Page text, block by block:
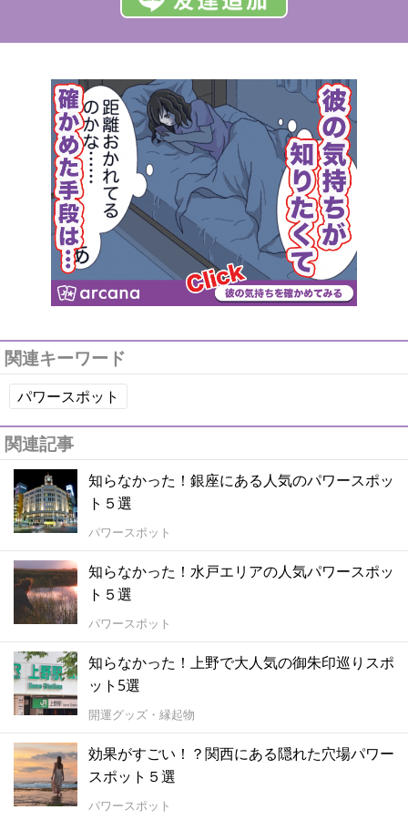
関連キーワード
パワースポット
関連記事
知らなかった！銀座にある人気のパワースポッ
ト５選
パワースポット
知らなかった！水戸エリアの人気パワースポッ
ト５選
パワースポット
知らなかった！上野で大人気の御朱印巡りスポ
ット5選
開運グッズ・縁起物
効果がすごい！？関西にある隠れた穴場パワー
スポット５選
パワースポット